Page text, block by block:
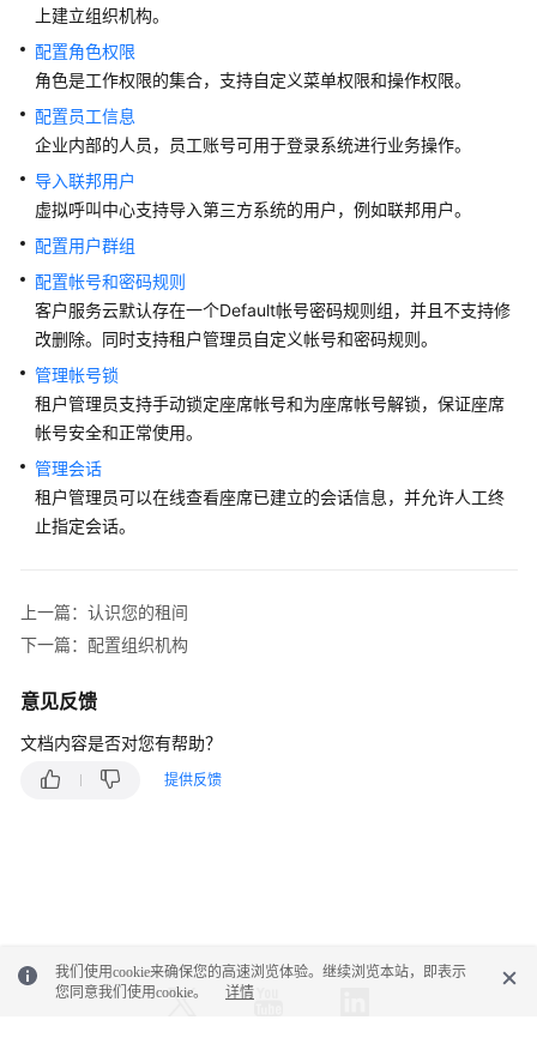
配
角
色
权
限
配
置
员
工
信
息
导
入
联
用
户
用
户
置
则
上建立组织机构。
配置角色权限
角色是工作权限的集合，支持自定义菜单权限和操作权限。
配置员工信息
企业内部的人员，员工账号可用于登录系统进行业务操作。
导入联邦用户
虚拟呼叫中心支持导入第三方系统的用户，例如联邦用户。
配置用户群组
配置帐号和密码规则
客户服务云默认存在一个Default帐号密码规则组，并且不支持修
改删除。同时支持租户管理员自定义帐号和密码规则。
管理帐号锁
租户管理员支持手动锁定座席帐号和为座席帐号解锁，保证座席
帐号安全和正常使用。
管理会话
租户管理员可以在线查看座席已建立的会话信息，并允许人工终
止指定会话。
上一篇：认识您的租间
下一篇：配置组织机构
意见反馈
文档内容是否对您有帮助？
提供反馈
我们使用cookie来确保您的高速浏览体验。继续浏览本站，即表示
您同意我们使用cookie。
详情